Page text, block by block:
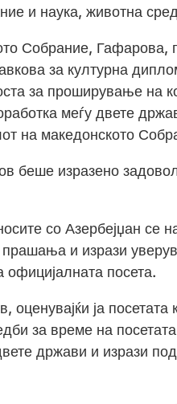
и наука, животна
Собрание, Гафарова,
за културна
за проширување на
меѓу двете
на македонското
беше изразено
со Азербејџан се
и изрази
официјалната посета.
оценувајќи ја
за време на
држави и изрази